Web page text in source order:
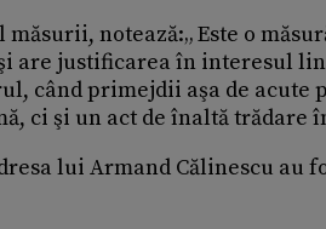
notează:„ Este o
are justificarea în interesul
când primejdii aşa de acute
ci şi un act de înaltă trădare
lui Armand Călinescu au